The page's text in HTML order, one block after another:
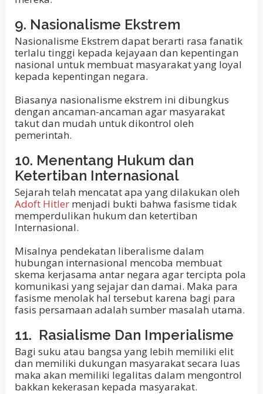
9. Nasionalisme Ekstrem
Nasionalisme Ekstrem dapat berarti rasa fanatik
terlalu tinggi kepada kejayaan dan kepentingan
nasional untuk membuat masyarakat yang loyal
kepada kepentingan negara.
Biasanya nasionalisme ekstrem ini dibungkus
dengan ancaman-ancaman agar masyarakat
takut dan mudah untuk dikontrol oleh
pemerintah.
10. Menentang Hukum dan
Ketertiban Internasional
Sejarah telah mencatat apa yang dilakukan oleh
Adoft Hitler menjadi bukti bahwa fasisme tidak
memperdulikan hukum dan ketertiban
Internasional.
Misalnya pendekatan liberalisme dalam
hubungan internasional mencoba membuat
skema kerjasama antar negara agar tercipta pola
komunikasi yang sejajar dan damai. Maka para
fasisme menolak hal tersebut karena bagi para
fasis persamaan adalah sumber masalah utama.
11. Rasialisme Dan Imperialisme
Bagi suku atau bangsa yang lebih memiliki elit
dan memiliki dukungan masyarakat secara luas
maka akan memiliki legalitas dalam mengontrol
bakkan kekerasan kepada masyarakat.